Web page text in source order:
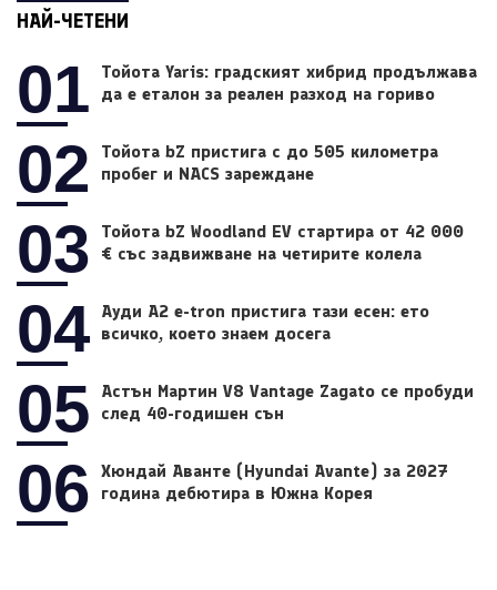
НАЙ-ЧЕТЕНИ
01
Тойота Yaris: градският хибрид продължава
да е еталон за реален разход на гориво
02
Тойота bZ пристига с до 505 километра
пробег и NACS зареждане
03
Тойота bZ Woodland EV стартира от 42 000
€ със задвижване на четирите колела
04 Ауди A2 e-tron пристига тази есен: ето
всичко, което знаем досега
05
Астън Мартин V8 Vantage Zagato се пробуди
след 40-годишен сън
06
Хюндай Аванте (Hyundai Avante) за 2027
година дебютира в Южна Корея